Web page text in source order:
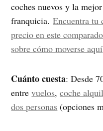
coches nuevos y la
franquicia.Encuentra tu
precio en este
sobre cómo moverse aquí
Cuánto cuesta: Desde
entrevuelos,coche
dos personas (opciones